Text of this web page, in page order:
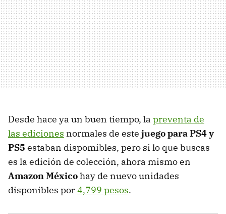
Desde hace ya un buen tiempo, la preventa de
las ediciones normales de este juego para PS4 y
PS5 estaban dispomibles, pero si lo que buscas
es la edición de colección, ahora mismo en
Amazon Méxicohay de nuevo unidades
disponibles por4,799 pesos.